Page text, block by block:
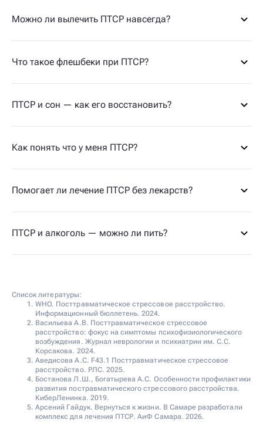
Можно ли вылечить ПТСР навсегда?
Что такое флешбеки при ПТСР?
ПТСР и сон — как его восстановить?
Как понять что у меня ПТСР?
Помогает ли лечение ПТСР без лекарств?
ПТСР и алкоголь — можно ли пить?
Список литературы:
WHO. Посттравматическое стрессовое расстройство.
Информационный бюллетень. 2024.
Васильева А.В. Посттравматическое стрессовое
расстройство: фокус на симптомы психофизиологического
возбуждения. Журнал неврологии и психиатрии им. С.С.
Корсакова. 2024.
Аведисова А.С. F43.1 Посттравматическое стрессовое
расстройство. РЛС. 2025.
Бостанова Л.Ш., Богатырева А.С. Особенности профилактики
развития постравматического стрессового расстройства.
КиберЛенинка. 2019.
Арсений Гайдук. Вернуться к жизни. В Самаре разработали
комплекс для лечения ПТСР. АиФ Самара. 2026.